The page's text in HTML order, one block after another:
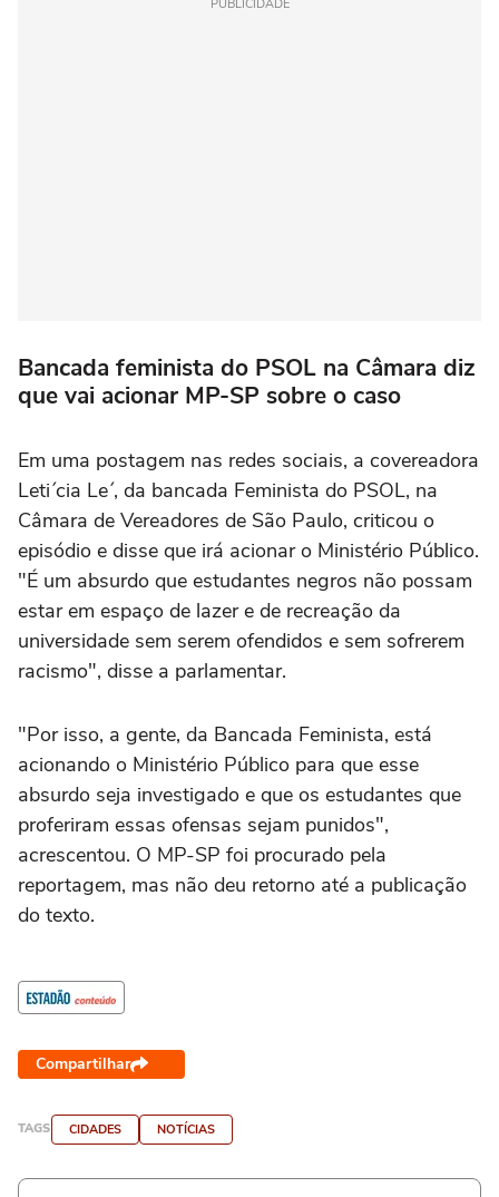
PUBLICIDADE
Bancada feminista do PSOL na Câmara diz
que vai acionar MP-SP sobre o caso
Em uma postagem nas redes sociais, a covereadora
Leti´cia Le´, da bancada Feminista do PSOL, na
Câmara de Vereadores de São Paulo, criticou o
episódio e disse que irá acionar o Ministério Público.
"É um absurdo que estudantes negros não possam
estar em espaço de lazer e de recreação da
universidade sem serem ofendidos e sem sofrerem
racismo", disse a parlamentar.
"Por isso, a gente, da Bancada Feminista, está
acionando o Ministério Público para que esse
absurdo seja investigado e que os estudantes que
proferiram essas ofensas sejam punidos",
acrescentou. O MP-SP foi procurado pela
reportagem, mas não deu retorno até a publicação
do texto.
Compartilhar
TAGS CIDADES NOTÍCIAS